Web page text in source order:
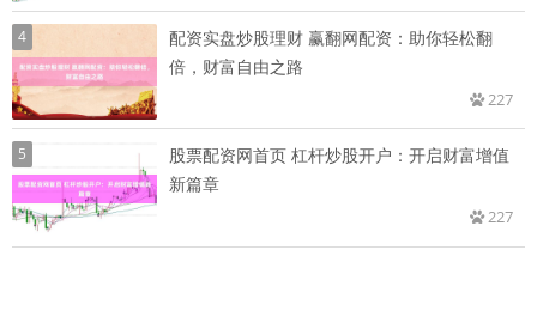
4
配资实盘炒股理财 赢翻网配资：助你轻松翻
倍，财富自由之路
227
5
股票配资网首页 杠杆炒股开户：开启财富增值
新篇章
227